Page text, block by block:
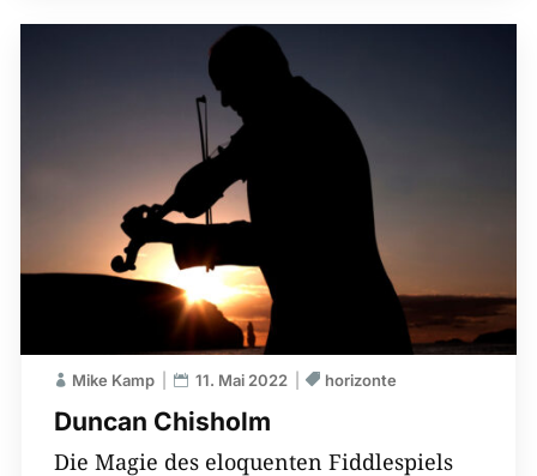
Duncan Chisholm
Mike Kamp 11. Mai 2022 horizonte
Die Magie des eloquenten Fiddlespiels